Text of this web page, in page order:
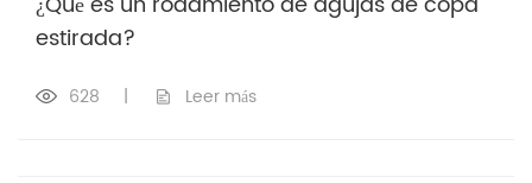
estirada?
628 | Leer más